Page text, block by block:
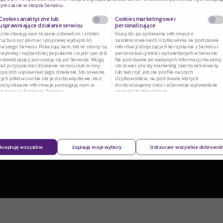
czasie w stopce Serwisu.
analityczne lub
działanie serwisu
nam liczenie odwiedzin i źródeł
oraz pomiar i poprawę wydajności
Serwisu. Pokazują nam, które strony są
i najbardziej popularne i w jaki sposób
poruszają się po Serwisie. Mogą
przyspieszać działanie serwisu lub w inny
usprawniać jego działanie. Stosowanie
plików cookie nie jest obowiązkowe, lecz
informacje pomagają nam w
i ulepszaniu Serwisu.
Cookies marketingowe i
personalizujące
Służą do pozyskiwania informacji o
zainteresowaniach Użytkownika na podstawie
informacji dotyczących korzystania z Serwisu i
personalizacji treści wyświetlanych w Serwisie.
Na podstawie posiadanych informacji możemy
stosować prosty marketing spersonalizowany
lub tworzyć proste profile naszych
Użytkowników, na podstawie których
dostosowujemy treści w Serwisie wyświetlane
naszym Użytkownikom.
wszystkie Zapisuję moje wybory Odrzucam wszystkie